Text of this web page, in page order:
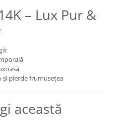
– Lux Pur &
și pierde frumusețea
această